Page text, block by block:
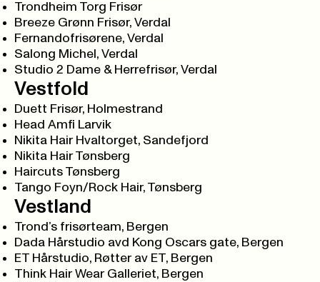
Trondheim Torg Frisør
Breeze Grønn Frisør, Verdal
Fernandofrisørene, Verdal
Salong Michel, Verdal
Studio 2 Dame & Herrefrisør, Verdal
Vestfold
Duett Frisør, Holmestrand
Head Amfi Larvik
Nikita Hair Hvaltorget, Sandefjord
Nikita Hair Tønsberg
Haircuts Tønsberg
Tango Foyn/Rock Hair, Tønsberg
Vestland
Trond’s frisørteam, Bergen
Dada Hårstudio avd Kong Oscars gate, Bergen
ET Hårstudio, Røtter av ET, Bergen
Think Hair Wear Galleriet, Bergen